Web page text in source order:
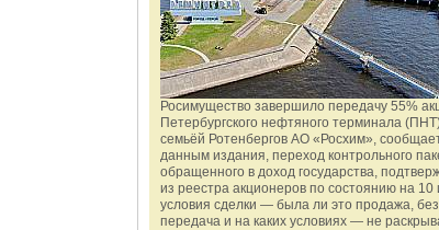
Росимущество завершило передачу 55%
Петербургского нефтяного терминала
семьёй Ротенбергов АО «Росхим»,
данным издания, переход контрольного
обращенного в доход государства,
из реестра акционеров по состоянию на 10
условия сделки — была ли это продажа,
передача и на каких условиях — не